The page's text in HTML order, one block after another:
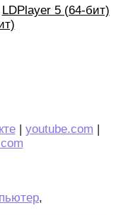
LDPlayer 5 (64-бит)
| youtube.com |
,